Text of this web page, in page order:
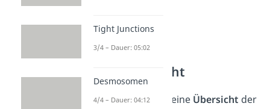
Arten Übersicht
Hier haben wir dir eine Übersicht der
Tight Junctions
3/4 – Dauer: 05:02
Desmosomen
4/4 – Dauer: 04:12